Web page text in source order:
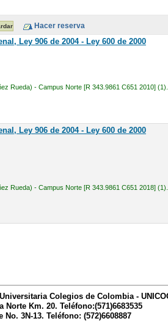
Ley 906 de 2004 - Ley 600 de 2000
Rueda) - Campus Norte [R 343.9861 C651 2010] (1).
Ley 906 de 2004 - Ley 600 de 2000
Rueda) - Campus Norte [R 343.9861 C651 2018] (1).
Colegios de Colombia -
Norte Km. 20. Teléfono:(571)6683535
No. 3N-13. Teléfono: (572)6608887